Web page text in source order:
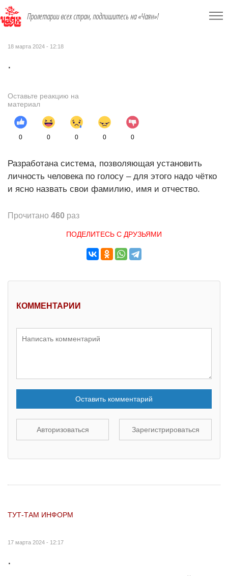
Пролетарии всех стран, подпишитесь на «Чаян»!
18 марта 2024 - 12:18
.
Оставьте реакцию на
материал
0 0 0 0 0
Разработана система, позволяющая установить
личность человека по голосу – для этого надо чётко
и ясно назвать свои фамилию, имя и отчество.
Прочитано 460 раз
ПОДЕЛИТЕСЬ С ДРУЗЬЯМИ
КОММЕНТАРИИ
Оставить комментарий
Авторизоваться Зарегистрироваться
ТУТ-ТАМ ИНФОРМ
17 марта 2024 - 12:17
.